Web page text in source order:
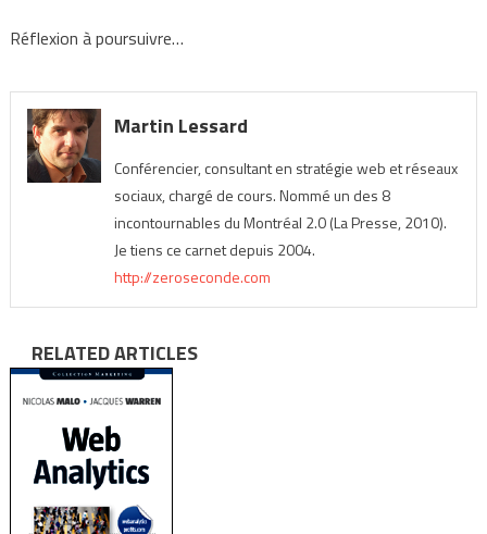
Réflexion à poursuivre…
Martin Lessard
Conférencier, consultant en stratégie web et réseaux
sociaux, chargé de cours. Nommé un des 8
incontournables du Montréal 2.0 (La Presse, 2010).
Je tiens ce carnet depuis 2004.
http://zeroseconde.com
RELATED ARTICLES